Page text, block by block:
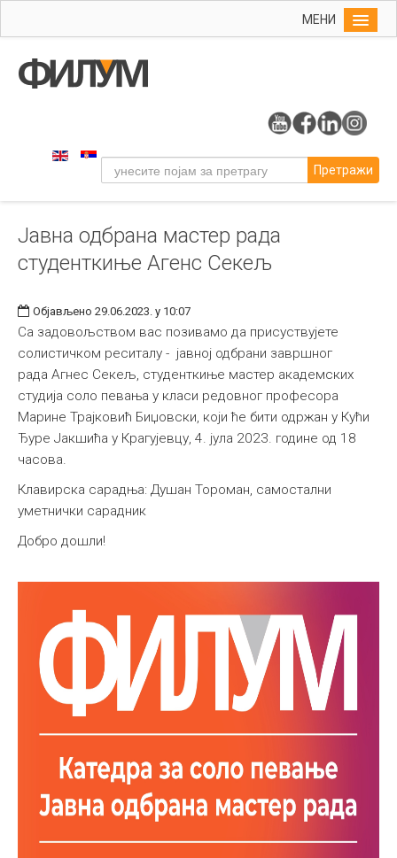
МЕНИ
Упис
Уметност
Музичка уметност
Примењена и ликовна уметност
Издаваштво
Библиотека
Студенти
Међународна
Претражи
Јавна одбрана мастер рада
студенткиње Агенс Секељ
Објављено 29.06.2023. у 10:07
Са задовољством вас позивамо да присуствујете
солистичком реситалу - јавној одбрани завршног
рада Агнес Секељ, студенткиње мастер академских
студија соло певања у класи редовног професора
Марине Трајковић Биџовски, који ће бити одржан у Кући
Ђуре Јакшића у Крагујевцу, 4. јула 2023. године од 18
часова.
Клавирска сарадња: Душан Тороман, самостални
уметнички сарадник
Добро дошли!